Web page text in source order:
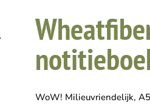
WoW! Milieuvriendelijk,